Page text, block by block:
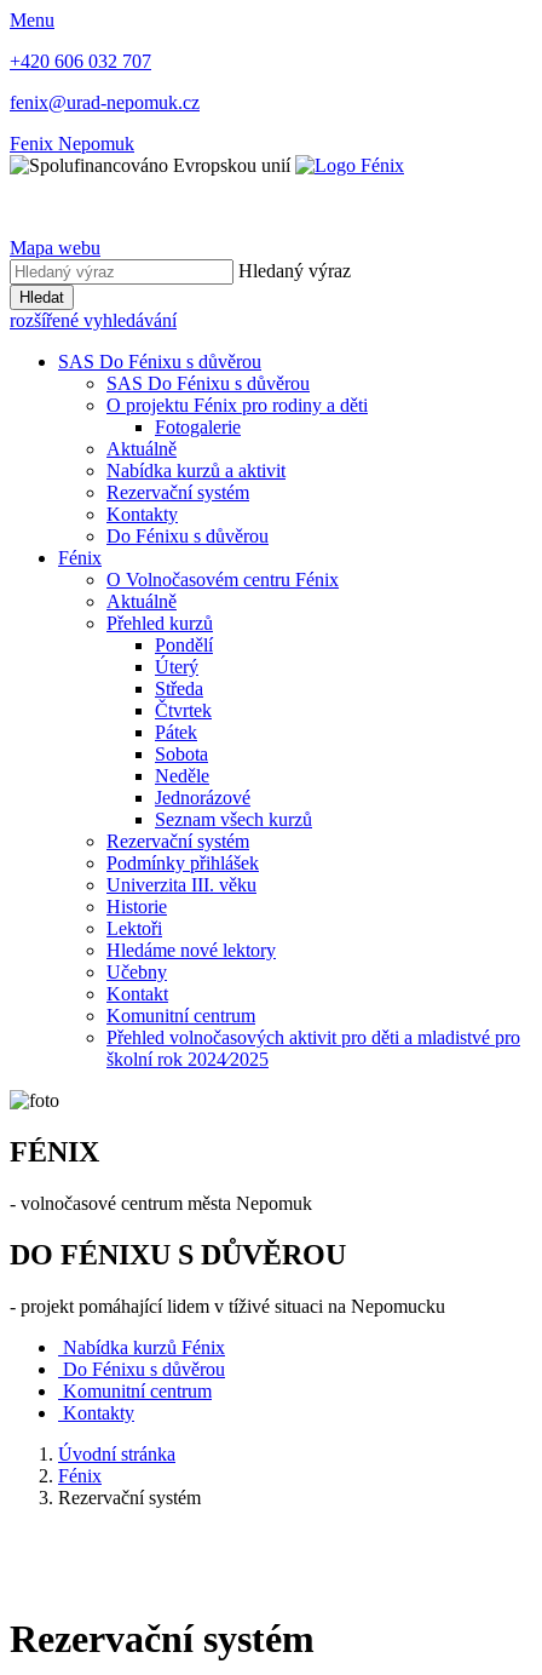
Menu
+420 606 032 707
fenix@urad-nepomuk.cz
Fenix Nepomuk
Mapa webu
Hledaný výraz
Hledat
rozšířené vyhledávání
SAS Do Fénixu s důvěrou
SAS Do Fénixu s důvěrou
O projektu Fénix pro rodiny a děti
Fotogalerie
Aktuálně
Nabídka kurzů a aktivit
Rezervační systém
Kontakty
Do Fénixu s důvěrou
Fénix
O Volnočasovém centru Fénix
Aktuálně
Přehled kurzů
Pondělí
Úterý
Středa
Čtvrtek
Pátek
Sobota
Neděle
Jednorázové
Seznam všech kurzů
Rezervační systém
Podmínky přihlášek
Univerzita III. věku
Historie
Lektoři
Hledáme nové lektory
Učebny
Kontakt
Komunitní centrum
Přehled volnočasových aktivit pro děti a mladistvé pro
školní rok 2024⁄2025
FÉNIX
- volnočasové centrum města Nepomuk
DO FÉNIXU S DŮVĚROU
- projekt pomáhající lidem v tíživé situaci na Nepomucku
Nabídka kurzů Fénix
Do Fénixu s důvěrou
Komunitní centrum
Kontakty
Úvodní stránka
Fénix
Rezervační systém
Rezervační systém